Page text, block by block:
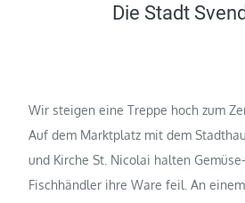
Die Stadt
Wir steigen eine Treppe hoch zum
Auf dem Marktplatz mit dem
und Kirche St. Nicolai halten
Fischhändler ihre Ware feil. An